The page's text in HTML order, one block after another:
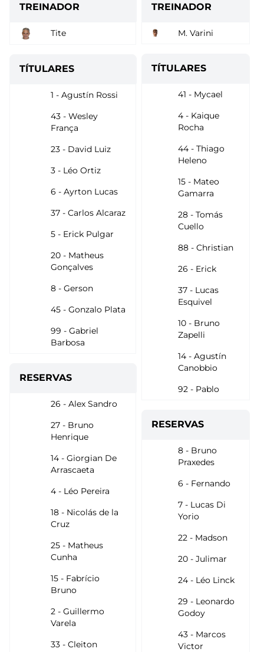
TREINADOR
Tite
TÍTULARES
1 - Agustín Rossi
43 - Wesley
França
23 - David Luiz
3 - Léo Ortiz
6 - Ayrton Lucas
37 - Carlos Alcaraz
5 - Erick Pulgar
20 - Matheus
Gonçalves
8 - Gerson
45 - Gonzalo Plata
99 - Gabriel
Barbosa
RESERVAS
26 - Alex Sandro
27 - Bruno
Henrique
14 - Giorgian De
Arrascaeta
4 - Léo Pereira
18 - Nicolás de la
Cruz
25 - Matheus
Cunha
15 - Fabrício
Bruno
2 - Guillermo
Varela
33 - Cleiton
TREINADOR
M. Varini
TÍTULARES
41 - Mycael
4 - Kaique
Rocha
44 - Thiago
Heleno
15 - Mateo
Gamarra
28 - Tomás
Cuello
88 - Christian
26 - Erick
37 - Lucas
Esquivel
10 - Bruno
Zapelli
14 - Agustín
Canobbio
92 - Pablo
RESERVAS
8 - Bruno
Praxedes
6 - Fernando
7 - Lucas Di
Yorio
22 - Madson
20 - Julimar
24 - Léo Linck
29 - Leonardo
Godoy
43 - Marcos
Victor